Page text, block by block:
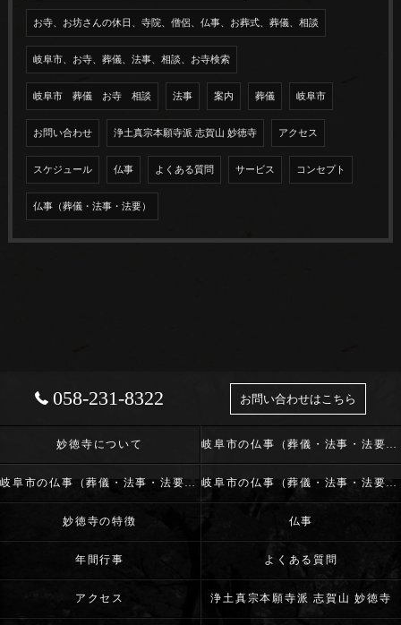
お寺、お坊さんの休日、寺院、僧侶、仏事、お葬式、葬儀、相談
岐阜市、お寺、葬儀、法事、相談、お寺検索
岐阜市 葬儀 お寺 相談 法事 案内 葬儀 岐阜市
お問い合わせ 浄土真宗本願寺派 志賀山 妙徳寺 アクセス
スケジュール 仏事 よくある質問 サービス コンセプト
仏事（葬儀・法事・法要）
058-231-8322 お問い合わせはこちら
妙徳寺について 岐阜市の仏事（葬儀・法事・法要）･浄土真宗本願寺派 志賀山 妙徳寺の口コミ情報
岐阜市の仏事（葬儀・法事・法要）･浄土真宗本願寺派 志賀山 妙徳寺の評判 岐阜市の仏事（葬儀・法事・法要）･浄土真宗本願寺派 志賀山 妙徳寺のお客様の声
妙徳寺の特徴 仏事
年間行事 よくある質問
アクセス 浄土真宗本願寺派 志賀山 妙徳寺